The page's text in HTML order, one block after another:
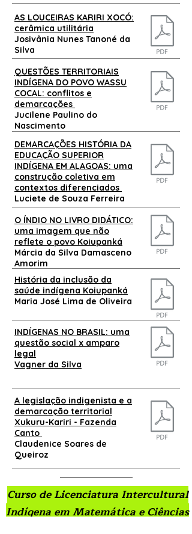
AS LOUCEIRAS KARIRI XOCÓ:
cerâmica utilitária
Josivânia Nunes Tanoné da
Silva
QUESTÕES TERRITORIAIS
INDÍGENA DO POVO WASSU
COCAL: conflitos e
demarcações
Jucilene Paulino do
Nascimento
DEMARCAÇÕES HISTÓRIA DA
EDUCAÇÃO SUPERIOR
INDÍGENA EM ALAGOAS: uma
construção coletiva em
contextos diferenciados
Luciete de Souza Ferreira
O ÍNDIO NO LIVRO DIDÁTICO:
uma imagem que não
reflete o povo Koiupanká
Márcia da Silva Damasceno
Amorim
História da inclusão da
saúde indígena Koiupanká
Maria José Lima de Oliveira
INDÍGENAS NO BRASIL: uma
questão social x amparo
legal
Vagner da Silva
A legislação indigenista e a
demarcação territorial
Xukuru-Kariri - Fazenda
Canto
Claudenice Soares de
Queiroz
Curso de Licenciatura Intercultural
Indígena em Matemática e Ciências